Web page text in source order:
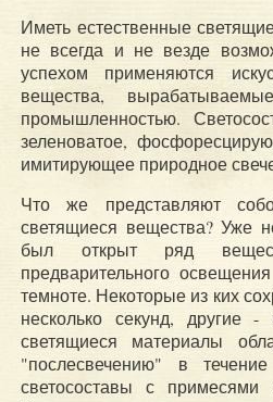
Иметь естественные
не всегда и не везде
успехом применяются
вещества,
промышленностью.
зеленоватое,
имитирующее природное
Что же представляют
светящиеся вещества? Уже
был открыт ряд
предварительного
темноте. Некоторые из ких
несколько секунд, другие
светящиеся материалы
"послесвечению" в
светосоставы с примесями